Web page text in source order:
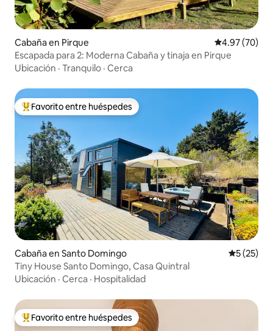
Cabaña en Pirque Calificación
4.97 (70)
Escapada para 2: Moderna Cabaña y tinaja en Pirque
Ubicación · Tranquilo · Cerca
De los mejores en Favorito entre huéspedes
Favorito entre huéspedes
Cabaña en Santo Domingo
5 (25)
Tiny House Santo Domingo, Casa Quintral
Ubicación · Cerca · Hospitalidad
De los mejores en Favorito entre huéspedes
Favorito entre huéspedes